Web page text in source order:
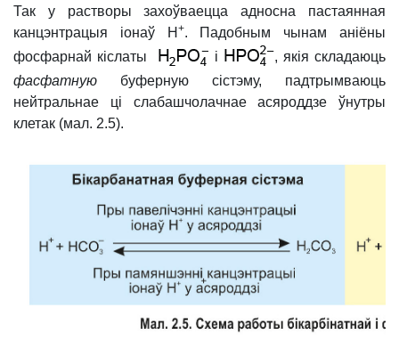
Так у растворы захоўваецца адносна пастаянная
канцэнтрацыя іонаў H +. Падобным чынам аніёны
фосфарнай кіслаты
і
, якія складаюць
фасфатную буферную сістэму, падтрымваюць
нейтральнае ці слабашчолачнае асяроддзе ўнутры
клетак (мал. 2.5).